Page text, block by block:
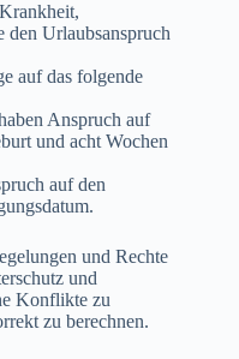
Urlaubsanspruch
auf das folgende
Anspruch auf
und acht Wochen
auf den
und Rechte
und
Konflikte zu
zu berechnen.